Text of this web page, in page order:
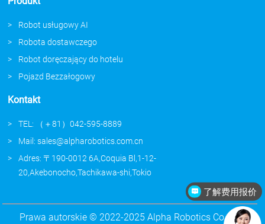
Robot usługowy AI
Robota dostawczego
Robot doręczający do hotelu
Pojazd Bezzałogowy
Kontakt
TEL: （＋81）042-595-8889
Mail: sales@alpharobotics.com.cn
Adres: 〒190-0012 6A,Coquia Bl,1-12-
20,Akebonocho,Tachikawa-shi,Tokio
Prawa autorskie © 2022-2025 Alpha Robotics Co., Ltd.
了解费用报价